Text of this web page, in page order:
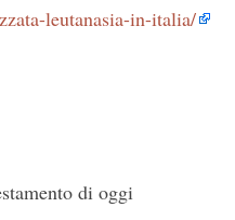
leutanasia-in-italia/
di oggi